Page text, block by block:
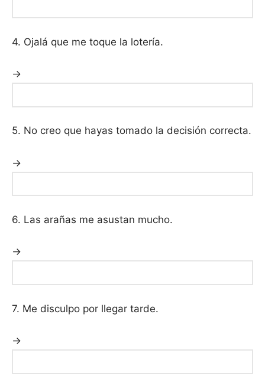
4. Ojalá que me toque la lotería.
→
5. No creo que hayas tomado la decisión correcta.
→
6. Las arañas me asustan mucho.
→
7. Me disculpo por llegar tarde.
→